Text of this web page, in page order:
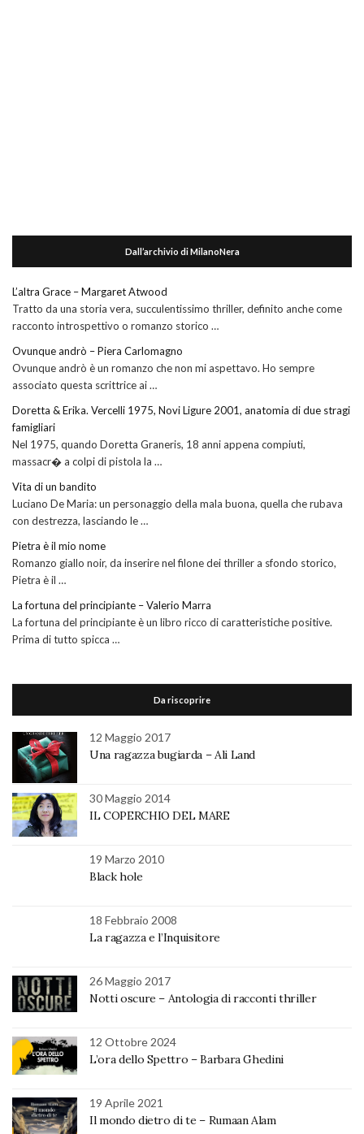
Dall’archivio di MilanoNera
L’altra Grace – Margaret Atwood
Tratto da una storia vera, succulentissimo thriller, definito anche come
racconto introspettivo o romanzo storico …
Ovunque andrò – Piera Carlomagno
Ovunque andrò è un romanzo che non mi aspettavo. Ho sempre
associato questa scrittrice ai …
Doretta & Erika. Vercelli 1975, Novi Ligure 2001, anatomia di due stragi
famigliari
Nel 1975, quando Doretta Graneris, 18 anni appena compiuti,
massacr� a colpi di pistola la …
Vita di un bandito
Luciano De Maria: un personaggio della mala buona, quella che rubava
con destrezza, lasciando le …
Pietra è il mio nome
Romanzo giallo noir, da inserire nel filone dei thriller a sfondo storico,
Pietra è il …
La fortuna del principiante – Valerio Marra
La fortuna del principiante è un libro ricco di caratteristiche positive.
Prima di tutto spicca …
Da riscoprire
12 Maggio 2017
Una ragazza bugiarda – Ali Land
30 Maggio 2014
IL COPERCHIO DEL MARE
19 Marzo 2010
Black hole
18 Febbraio 2008
La ragazza e l’Inquisitore
26 Maggio 2017
Notti oscure – Antologia di racconti thriller
12 Ottobre 2024
L’ora dello Spettro – Barbara Ghedini
19 Aprile 2021
Il mondo dietro di te – Rumaan Alam